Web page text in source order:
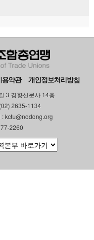
용약관 개인정보처리방침
3 경향신문사 14층
2635-1134
kctu@nodong.org
2260